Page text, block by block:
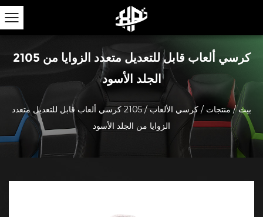
2105 كرسي ألعاب قابل للتعديل متعدد الزوايا من
الجلد الأسود
بيت/منتجات / كرسي الألعاب/
2105 كرسي ألعاب قابل للتعديل متعدد
الزوايا من الجلد الأسود